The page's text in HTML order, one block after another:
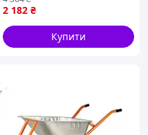
вантажів до 150 кг
2 182 ₴
Купити